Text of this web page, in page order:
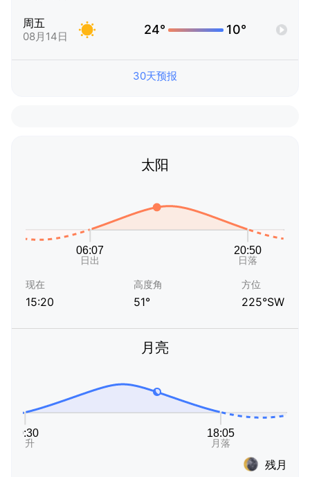
周五
08月14日 24° 10°
30天预报
太阳
现在
15:20
高度角
51°
方位
225°SW
月亮
残月